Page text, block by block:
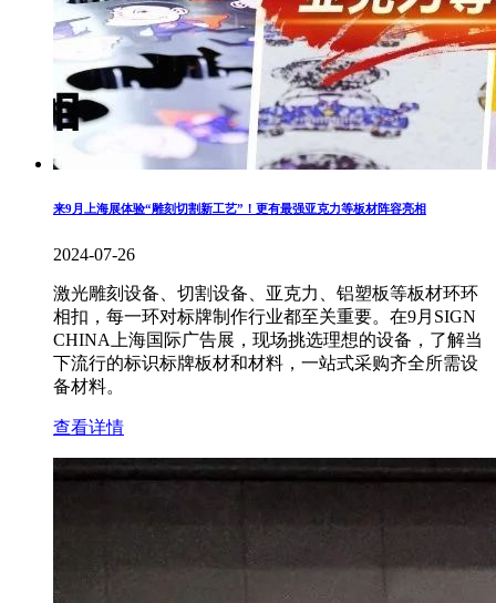
来9月上海展体验“雕刻切割新工艺”！更有最强亚克力等板材阵容亮相
2024-07-26
激光雕刻设备、切割设备、亚克力、铝塑板等板材环环
相扣，每一环对标牌制作行业都至关重要。在9月SIGN
CHINA上海国际广告展，现场挑选理想的设备，了解当
下流行的标识标牌板材和材料，一站式采购齐全所需设
备材料。
查看详情